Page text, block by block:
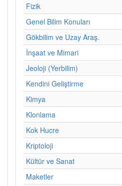
Fizik
Genel Bilim Konuları
Gökbilim ve Uzay Araş.
İnşaat ve Mimari
Jeoloji (Yerbilim)
Kendini Geliştirme
Kimya
Klonlama
Kok Hucre
Kriptoloji
Kültür ve Sanat
Maketler